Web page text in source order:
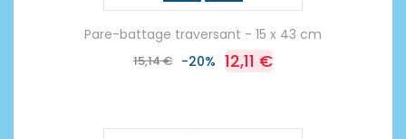
Pare-battage traversant - 15 x 43 cm
15,14 € -20% 12,11 €